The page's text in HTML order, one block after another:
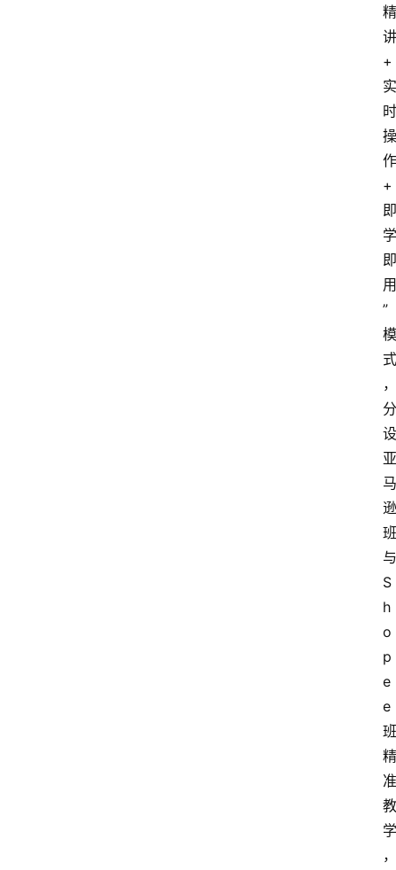
精
讲
+
实
时
操
作
+
即
学
即
用
”
模
式
，
分
设
亚
马
逊
班
与
S
h
o
p
e
e
班
精
准
教
学
，